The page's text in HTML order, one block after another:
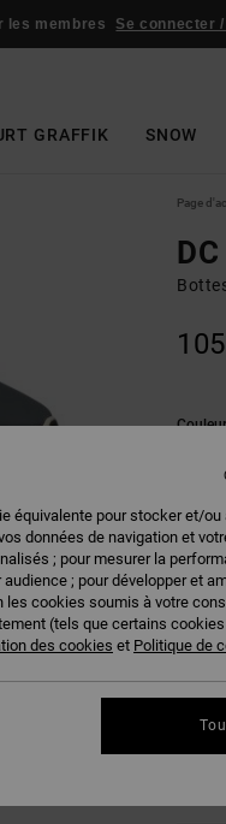
les membres Se connecter
GRAFFIK SNOW
Page
38
46
équivalente pour stocker et/ou
données de navigation et
; pour mesurer la
; pour développer et
les cookies soumis à votre
(tels que certains
des cookies et Politique de